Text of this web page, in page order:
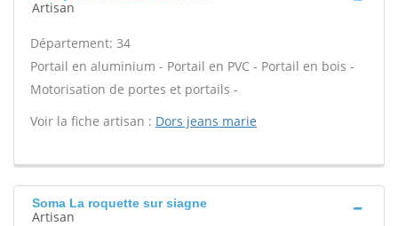
Artisan
Département: 34
Portail en aluminium - Portail en PVC - Portail en bois -
Motorisation de portes et portails -
Voir la fiche artisan : Dors jeans marie
Soma La roquette sur siagne
Artisan